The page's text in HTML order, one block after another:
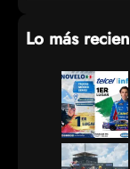
a
Lo más